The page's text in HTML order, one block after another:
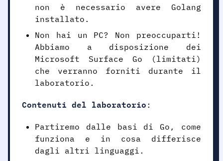
non è necessario avere Golang
installato.
Non hai un PC? Non preoccuparti!
Abbiamo a disposizione dei
Microsoft Surface Go (limitati)
che verranno forniti durante il
laboratorio.
Contenuti del laboratorio :
Partiremo dalle basi di Go, come
funziona e in cosa differisce
dagli altri linguaggi.